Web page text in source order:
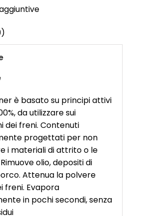
è basato su principi attivi
da utilizzare sui
dei freni. Contenuti
progettati per non
i materiali di attrito o le
olio, depositi di
Attenua la polvere
freni. Evapora
in pochi secondi, senza